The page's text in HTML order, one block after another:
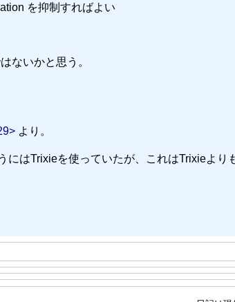
を抑制すればよい
ないかと思う。
より。
はTrixieを使っていたが、これはTrixieより